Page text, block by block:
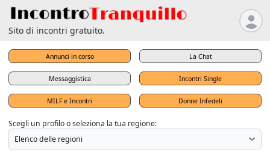
Sito di incontri gratuito.
Annunci in corso La Chat
Messaggistica Incontri Single
MILF e Incontri Donne Infedeli
Scegli un profilo o seleziona la tua regione: